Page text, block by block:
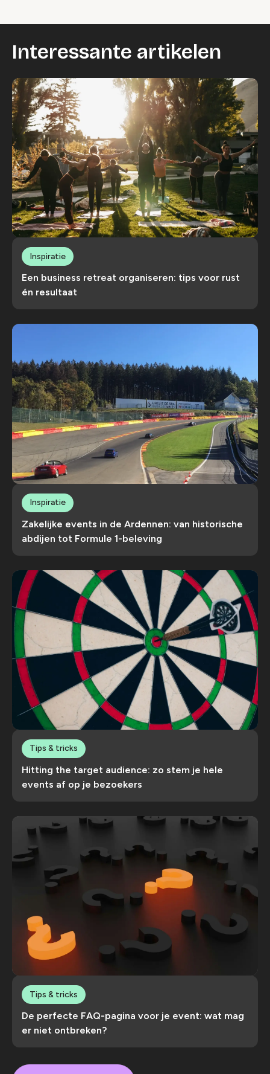
Interessante artikelen
Een business retreat organiseren: tips voor rust
én resultaat
Inspiratie
Zakelijke events in de Ardennen: van historische
abdijen tot Formule 1-beleving
Inspiratie
Hitting the target audience: zo stem je hele
events af op je bezoekers
Tips & tricks
De perfecte FAQ-pagina voor je event: wat mag
er niet ontbreken?
Tips & tricks